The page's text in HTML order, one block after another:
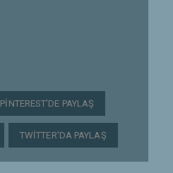
PINTEREST'DE PAYLAŞ
TWITTER'DA PAYLAŞ